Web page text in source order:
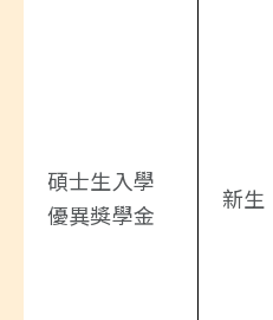
碩士生入學
優異獎學金
新生